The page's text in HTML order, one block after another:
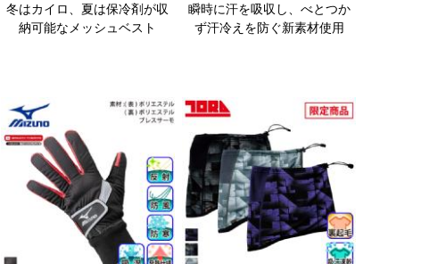
冬はカイロ、夏は保冷剤が収
納可能なメッシュベスト
瞬時に汗を吸収し、べとつか
ず汗冷えを防ぐ新素材使用